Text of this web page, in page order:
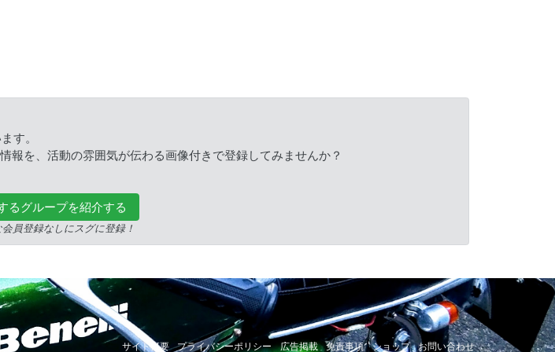
す。
報を、活動の雰囲気が伝わる画像付きで登録してみませんか？
るグループを紹介する
員登録なしにスグに登録！
サイト概要 プライバシーポリシー 広告掲載 免責事項 ショップ お問い合わせ